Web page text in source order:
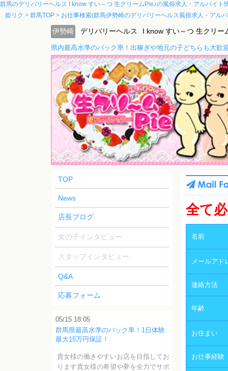
群馬のデリバリーヘルス I know すい～つ 生クリームPie♪の風俗求人・アルバイト
姫リク
群馬TOP お仕事検索(群馬伊勢崎のデリバリーヘルス風俗求人・アル
伊勢崎 デリバリーヘルス I know すい～つ 生クリー
県内最高水準のバック率！出稼ぎや地元の子どちらも大歓
TOP
News
店長ブログ
女の子インタビュー
スタッフインタビュー
Q&A
応募フォーム
05/15 18:05
群馬県最高水準のバック率！1日体験
最大15万円保証！
貴女様の働きやすいお店を目指してお
ります貴女様の希望や夢を全力でサポ
全て
名前
メールアド
連絡方法
年齢
お住まい
お仕事経験